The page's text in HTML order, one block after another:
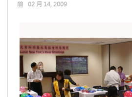
02 月 14, 2009